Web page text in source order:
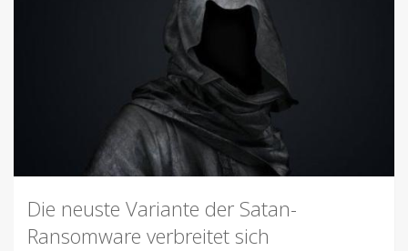
Die neuste Variante der Satan-
Ransomware verbreitet sich